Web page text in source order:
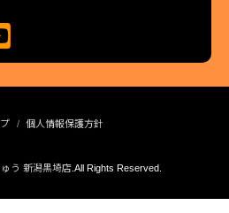
個人情報保護方針
う 新潟黒埼店.All Rights Reserved.